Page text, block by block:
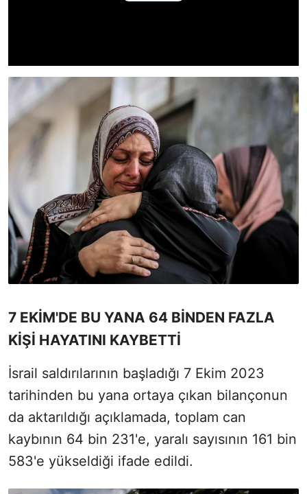
7 EKİM'DE BU YANA 64 BİNDEN FAZLA
KİŞİ HAYATINI KAYBETTİ
İsrail saldırılarının başladığı 7 Ekim 2023
tarihinden bu yana ortaya çıkan bilançonun
da aktarıldığı açıklamada, toplam can
kaybının 64 bin 231'e, yaralı sayısının 161 bin
583'e yükseldiği ifade edildi.